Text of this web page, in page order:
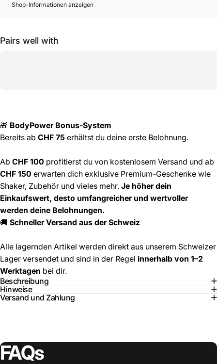
Shop-Informationen anzeigen
Pairs well with
🎁 BodyPower Bonus-System
Bereits ab CHF 75 erhältst du deine erste Belohnung.
Ab CHF 100 profitierst du von kostenlosem Versand und ab
CHF 150 erwarten dich exklusive Premium-Geschenke wie
Shaker, Zubehör und vieles mehr. Je höher dein
Einkaufswert, desto umfangreicher und wertvoller
werden deine Belohnungen.
🚚 Schneller Versand aus der Schweiz
Alle lagernden Artikel werden direkt aus unserem Schweizer
Lager versendet und sind in der Regel innerhalb von 1–2
Werktagen bei dir.
Beschreibung
Hinweise
Versand und Zahlung
FAQs